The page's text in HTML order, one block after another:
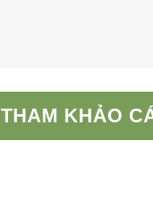
THAM KHẢO